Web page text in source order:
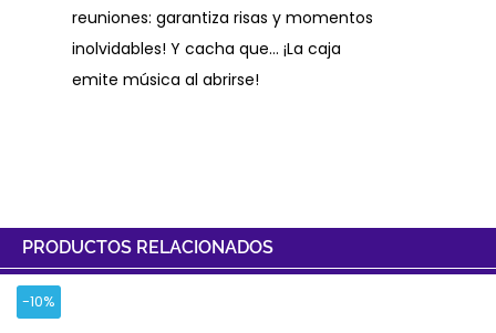
reuniones: garantiza risas y momentos
inolvidables! Y cacha que… ¡La caja
emite música al abrirse!
PRODUCTOS RELACIONADOS
-10%